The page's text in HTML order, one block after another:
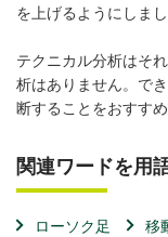
を上げるようにしまし
テクニカル分析はそ
析はありません。で
断することをおすすめ
関連ワードを用
ローソク足 移